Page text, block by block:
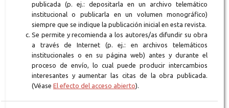
publicada (p. ej.: depositarla en un archivo telemático
institucional o publicarla en un volumen monográfico)
siempre que se indique la publicación inicial en esta revista.
Se permite y recomienda a los autores/as difundir su obra
a través de Internet (p. ej.: en archivos telemáticos
institucionales o en su página web) antes y durante el
proceso de envío, lo cual puede producir intercambios
interesantes y aumentar las citas de la obra publicada.
(Véase El efecto del acceso abierto).